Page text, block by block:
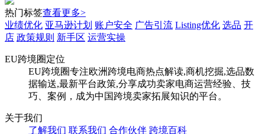
热门标签查看更多>
业绩优化 亚马逊计划 账户安全 广告引流 Listing优化 选品 开
店 政策规则 新手区 运营实操
EU跨境圈定位
EU跨境圈专注欧洲跨境电商热点解读,商机挖掘,选品数
据输送,最新平台政策,分享成功卖家电商运营经验、技
巧、案例，成为中国跨境卖家拓展知识的平台。
关于我们
了解我们 联系我们 合作伙伴 跨境百科